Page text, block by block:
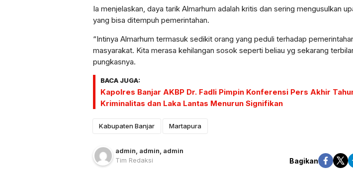
Ia menjelaskan, daya tarik Almarhum adalah kritis dan sering mengusulkan
yang bisa ditempuh pemerintahan.
“Intinya Almarhum termasuk sedikit orang yang peduli terhadap
masyarakat. Kita merasa kehilangan sosok seperti beliau yg sekarang
pungkasnya.
BACA JUGA:
Kapolres Banjar AKBP Dr. Fadli Pimpin Konferensi Pers Akhir
Kriminalitas dan Laka Lantas Menurun Signifikan
Kabupaten Banjar Martapura
admin , admin , admin
Tim Redaksi
Bagikan